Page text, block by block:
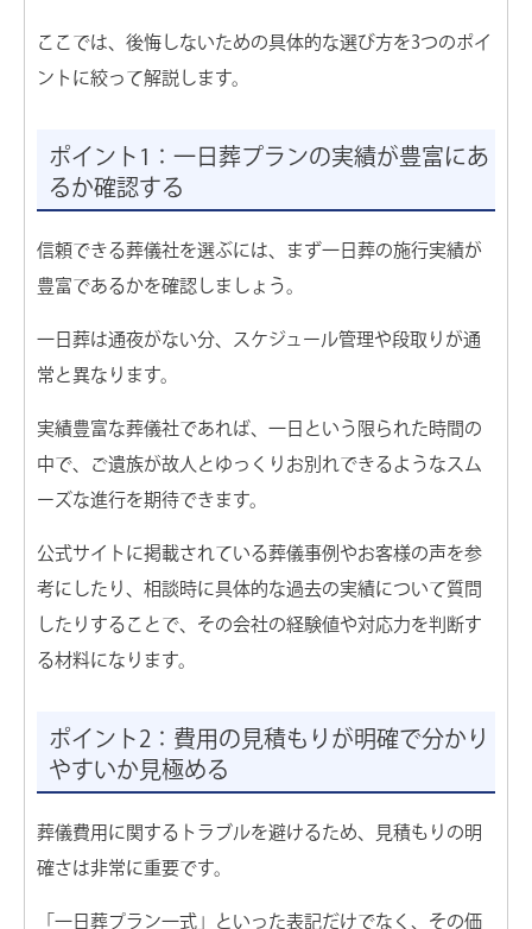
ここでは、後悔しないための具体的な選び方を3つのポイ
ントに絞って解説します。
ポイント1：一日葬プランの実績が豊富にあ
るか確認する
信頼できる葬儀社を選ぶには、まず一日葬の施行実績が
豊富であるかを確認しましょう。
一日葬は通夜がない分、スケジュール管理や段取りが通
常と異なります。
実績豊富な葬儀社であれば、一日という限られた時間の
中で、ご遺族が故人とゆっくりお別れできるようなスム
ーズな進行を期待できます。
公式サイトに掲載されている葬儀事例やお客様の声を参
考にしたり、相談時に具体的な過去の実績について質問
したりすることで、その会社の経験値や対応力を判断す
る材料になります。
ポイント2：費用の見積もりが明確で分かり
やすいか見極める
葬儀費用に関するトラブルを避けるため、見積もりの明
確さは非常に重要です。
「一日葬プラン一式」といった表記だけでなく、その価